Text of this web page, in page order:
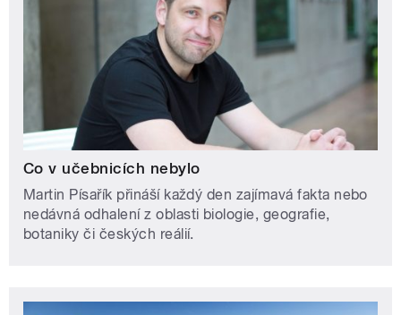
Co v učebnicích nebylo
Martin Písařík přináší každý den zajímavá fakta nebo
nedávná odhalení z oblasti biologie, geografie,
botaniky či českých reálií.